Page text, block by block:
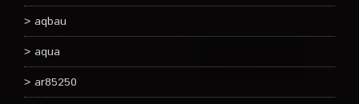
aqbau
aqua
ar85250